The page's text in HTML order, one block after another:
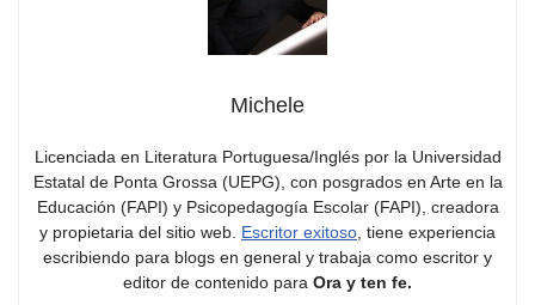
Michele
Licenciada en Literatura Portuguesa/Inglés por la Universidad
Estatal de Ponta Grossa (UEPG), con posgrados en Arte en la
Educación (FAPI) y Psicopedagogía Escolar (FAPI), creadora
y propietaria del sitio web. Escritor exitoso , tiene experiencia
escribiendo para blogs en general y trabaja como escritor y
editor de contenido para Ora y ten fe.